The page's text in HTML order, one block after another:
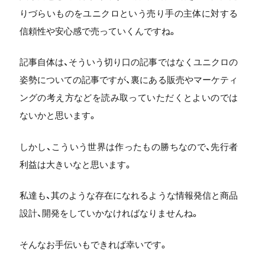
りづらいものをユニクロという売り手の主体に対する
信頼性や安心感で売っていくんですね。
記事自体は、そういう切り口の記事ではなくユニクロの
姿勢についての記事ですが、裏にある販売やマーケティ
ングの考え方などを読み取っていただくとよいのでは
ないかと思います。
しかし、こういう世界は作ったもの勝ちなので、先行者
利益は大きいなと思います。
私達も、其のような存在になれるような情報発信と商品
設計、開発をしていかなければなりませんね。
そんなお手伝いもできれば幸いです。